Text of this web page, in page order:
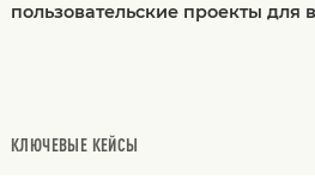
пользовательские проекты для
КЛЮЧЕВЫЕ КЕЙСЫ